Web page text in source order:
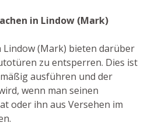
in Lindow (Mark)
Lindow (Mark) bieten darüber
zu entsperren. Dies ist
ausführen und der
wenn man seinen
oder ihn aus Versehen im